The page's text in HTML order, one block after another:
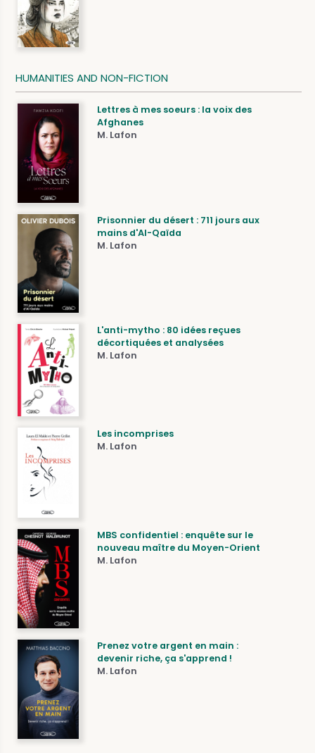
HUMANITIES AND NON-FICTION
Lettres à mes soeurs : la voix des
Afghanes
M. Lafon
Prisonnier du désert : 711 jours aux
mains d'Al-Qaïda
M. Lafon
L'anti-mytho : 80 idées reçues
décortiquées et analysées
M. Lafon
Les incomprises
M. Lafon
MBS confidentiel : enquête sur le
nouveau maître du Moyen-Orient
M. Lafon
Prenez votre argent en main :
devenir riche, ça s'apprend !
M. Lafon